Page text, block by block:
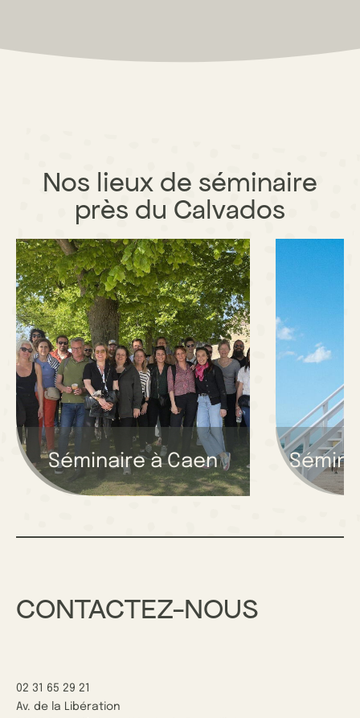
Nos lieux de séminaire
près du Calvados
Séminaire à Caen
CONTACTEZ-NOUS
02 31 65 29 21
Av. de la Libération